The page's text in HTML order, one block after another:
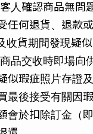
人確認商品無問
任何退貨、退款
收貨期間發現疑
品交收時即場向
似瑕疵照片存證
最後接受有關因
會於扣除訂金（